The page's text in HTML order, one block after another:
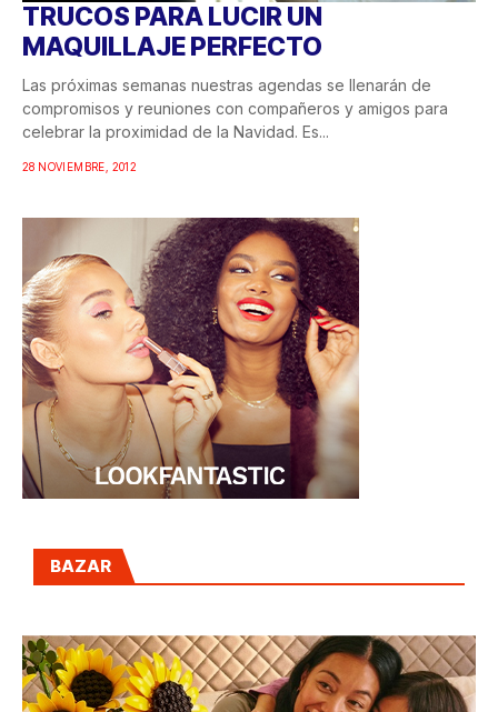
TRUCOS PARA LUCIR UN
MAQUILLAJE PERFECTO
Las próximas semanas nuestras agendas se llenarán de
compromisos y reuniones con compañeros y amigos para
celebrar la proximidad de la Navidad. Es...
28 NOVIEMBRE, 2012
BAZAR